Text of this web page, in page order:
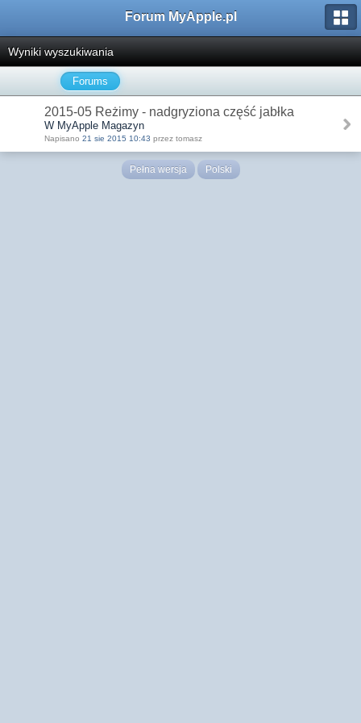
Forum MyApple.pl
Wyniki wyszukiwania
Forums
2015-05 Reżimy - nadgryziona część jabłka
W MyApple Magazyn
Napisano 21 sie 2015 10:43 przez tomasz
Pełna wersja Polski